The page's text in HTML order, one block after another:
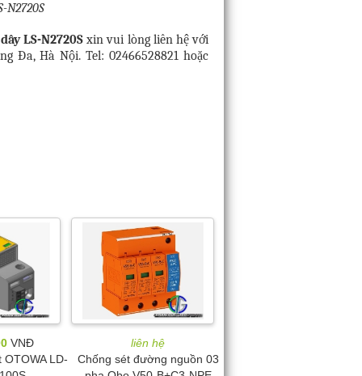
LS-N2720Sxin vui lòng liên hệ với
Đa, Hà Nội. Tel: 02466528821 hoặc
VNĐ
LD-
liên hệ
Chống sét đường nguồn 03